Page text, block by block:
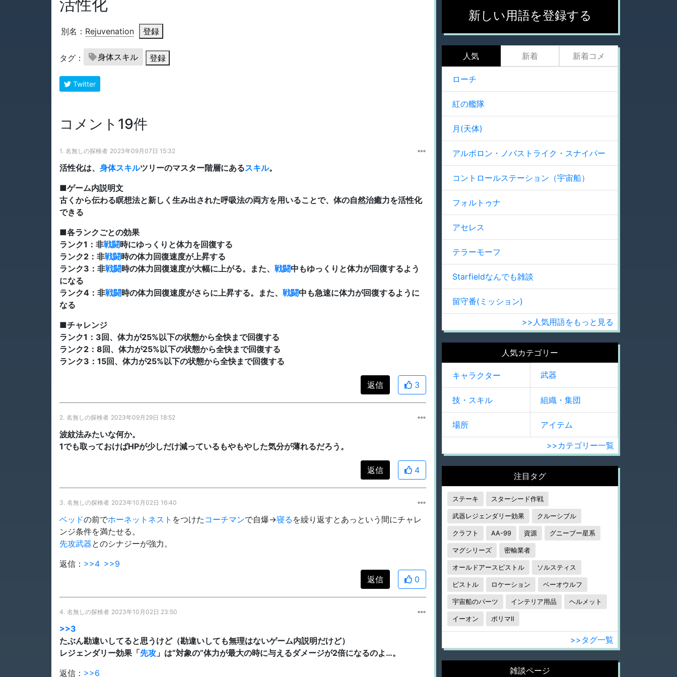
活性化
別名： Rejuvenation 登録
タグ： 身体スキル 登録
Twitter
コメント19件
1. 名無しの探検者 2023年09月07日 15:32
活性化は、 身体スキルツリーのマスター階層にあるスキル。
■ゲーム内説明文
古くから伝わる瞑想法と新しく生み出された呼吸法の両方を用いることで、体の自然治癒力を活性化
できる
■各ランクごとの効果
ランク1：非戦闘時にゆっくりと体力を回復する
ランク2：非戦闘時の体力回復速度が上昇する
ランク3：非戦闘時の体力回復速度が大幅に上がる。また、 戦闘中もゆっくりと体力が回復するよう
になる
ランク4：非戦闘時の体力回復速度がさらに上昇する。また、 戦闘中も急速に体力が回復するように
なる
■チャレンジ
ランク1：3回、体力が25%以下の状態から全快まで回復する
ランク2：8回、体力が25%以下の状態から全快まで回復する
ランク3：15回、体力が25%以下の状態から全快まで回復する
返信 3
2. 名無しの探検者 2023年09月29日 18:52
波紋法みたいな何か。
1でも取っておけばHPが少しだけ減っているもやもやした気分が薄れるだろう。
返信 4
3. 名無しの探検者 2023年10月02日 16:40
ベッドの前でホーネットネスト をつけた コーチマンで自爆→寝る を繰り返すとあっという間にチャレ
ンジ条件を満たせる。
先攻武器とのシナジーが強力。
返信： >>4 >>9
返信
0
4. 名無しの探検者 2023年10月02日 23:50
>>3
たぶん勘違いしてると思うけど（勘違いしても無理はないゲーム内説明だけど）
レジェンダリー効果「先攻 」は”対象の”体力が最大の時に与えるダメージが2倍になるのよ…。
返信： >>6
新しい用語を登録する
人気 新着 新着コメ
ローチ
紅の艦隊
月(天体)
アルボロン・ノバストライク・スナイパー
コントロールステーション（宇宙船）
フォルトゥナ
アセレス
テラーモーフ
Starfieldなんでも雑談
留守番(ミッション)
>>人気用語をもっと見る
人気カテゴリー
キャラクター 武器
技・スキル 組織・集団
場所 アイテム
>>カテゴリー一覧
注目タグ
ステーキ スターシード作戦
武器レジェンダリー効果 クルーシブル
クラフト AA-99 資源 グニーブー星系
マグシリーズ 密輸業者
オールドアースピストル ソルスティス
ピストル ロケーション ベーオウルフ
宇宙船のパーツ インテリア用品 ヘルメット
イーオン ポリマⅡ
>>タグ一覧
雑談ページ